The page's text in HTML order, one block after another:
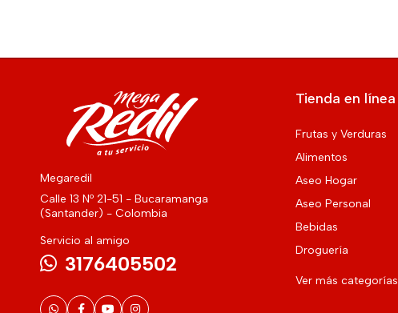
Megaredil
Calle 13 Nº 21-51 - Bucaramanga
(Santander) - Colombia
Servicio al amigo
3176405502
Tienda en línea
Frutas y Verduras
Alimentos
Aseo Hogar
Aseo Personal
Bebidas
Droguería
Ver más categorías